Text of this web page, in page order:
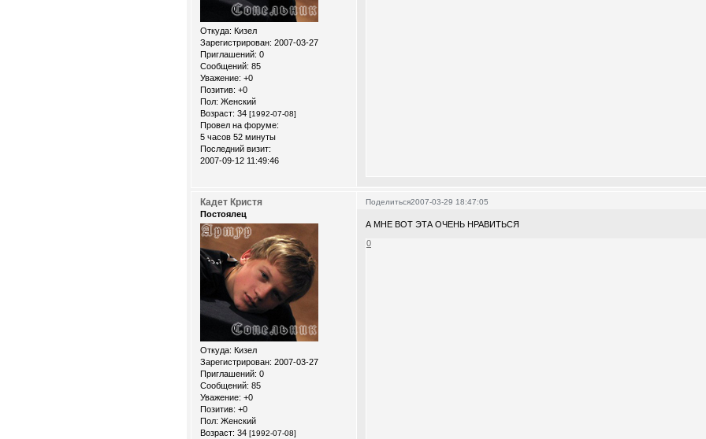
Откуда: Кизел
Зарегистрирован: 2007-03-27
Приглашений: 0
Сообщений: 85
Уважение: +0
Позитив: +0
Пол: Женский
Возраст: 34 [1992-07-08]
Провел на форуме:
5 часов 52 минуты
Последний визит:
2007-09-12 11:49:46
Поделиться2007-03-29 18:47:05
Кадет Кристя
Постоялец
Откуда: Кизел
Зарегистрирован: 2007-03-27
Приглашений: 0
Сообщений: 85
Уважение: +0
Позитив: +0
Пол: Женский
Возраст: 34 [1992-07-08]
А МНЕ ВОТ ЭТА ОЧЕНЬ НРАВИТЬСЯ
0